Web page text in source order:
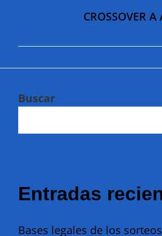
CROSSOVER A
Buscar
Entradas
Bases legales de los